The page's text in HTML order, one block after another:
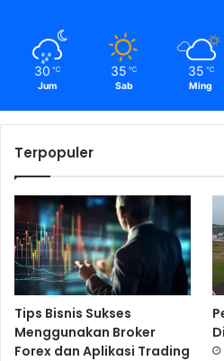
30 ℃
Jum
35 ℃
Sab
35 ℃
Ming
Terpopuler
Tips Bisnis Sukses
Menggunakan Broker
Forex dan Aplikasi Trading